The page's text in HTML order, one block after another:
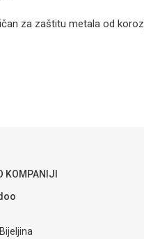
za zaštitu metala od
KOMPANIJI